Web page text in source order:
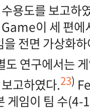
용도를 보고하
이 세 편에
전면 가상화
도 연구에서는
고하였다.23)
게임이 팀 수